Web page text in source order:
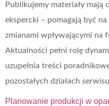
Publikujemy materiały
ekspercki – pomagają być
zmianami wpływającymi na
Aktualności pełni rolę
uzupełnia treści
pozostałych działach
Planowanie produkcji w